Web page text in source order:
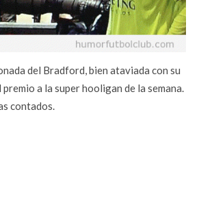
del Bradford, bien ataviada con su
premio a la super hooligan de la semana.
contados.